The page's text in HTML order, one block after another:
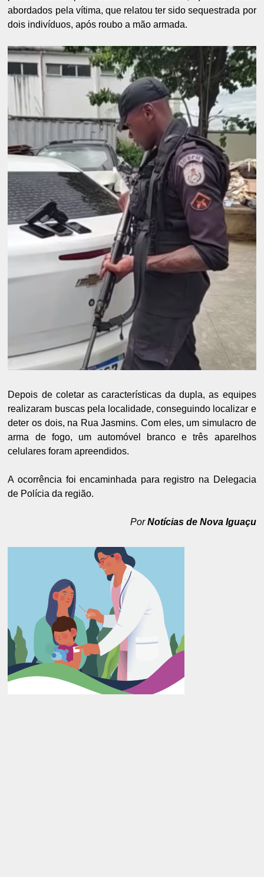
abordados pela vítima, que relatou ter sido sequestrada por
dois indivíduos, após roubo a mão armada.
Depois de coletar as características da dupla, as equipes
realizaram buscas pela localidade, conseguindo localizar e
deter os dois, na Rua Jasmins. Com eles, um simulacro de
arma de fogo, um automóvel branco e três aparelhos
celulares foram apreendidos.
A ocorrência foi encaminhada para registro na Delegacia
de Polícia da região.
PorNotícias de Nova Iguaçu